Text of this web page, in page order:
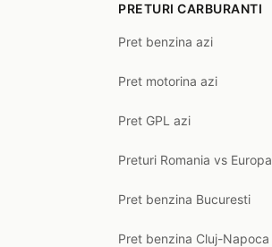
PRETURI CARBURANTI
Pret benzina azi
Pret motorina azi
Pret GPL azi
Preturi Romania vs Europa
Pret benzina Bucuresti
Pret benzina Cluj-Napoca